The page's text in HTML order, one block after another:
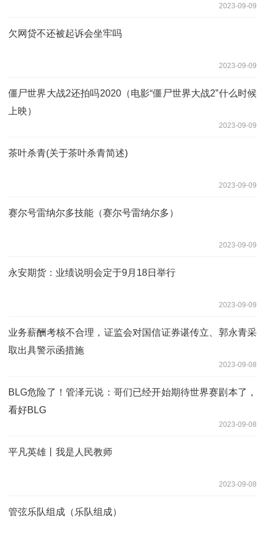
2023-09-09
欠网贷不还被起诉会坐牢吗
2023-09-09
僵尸世界大战2还拍吗2020（电影“僵尸世界大战2”什么时候
上映）
2023-09-09
茶叶杀青(关于茶叶杀青简述)
2023-09-09
赛尔号雷纳尔多技能（赛尔号雷纳尔多）
2023-09-09
永安期货：业绩说明会定于9月18日举行
2023-09-09
业务薪酬考核不合理，证监会对国信证券谌传立、郭永青采
取出具警示函措施
2023-09-08
BLG危险了！管泽元说：哥们已经开始期待世界赛剧本了，
看好BLG
2023-09-08
平凡英雄丨我是人民教师
2023-09-08
管弦乐队组成（乐队组成）